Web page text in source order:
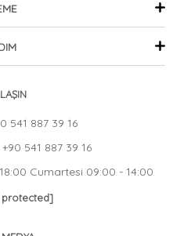
541 887 39 16
541 887 39 16
Cumartesi 09:00 - 14:00